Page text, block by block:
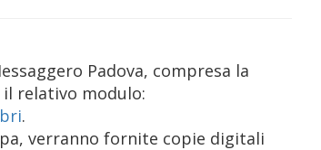
Padova, compresa la
relativo modulo:
.
verranno fornite copie digitali